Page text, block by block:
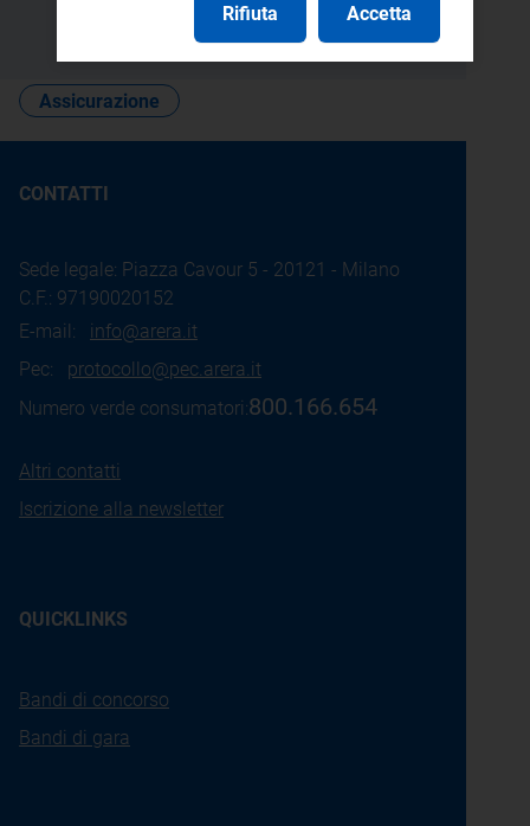
Assicurazione
CONTATTI
Sede legale: Piazza Cavour 5 - 20121 - Milano
C.F.: 97190020152
E-mail: info@arera.it
Pec: protocollo@pec.arera.it
Numero verde consumatori:800.166.654
Altri contatti
Iscrizione alla newsletter
QUICKLINKS
Bandi di concorso
Bandi di gara
Rifiuta Accetta